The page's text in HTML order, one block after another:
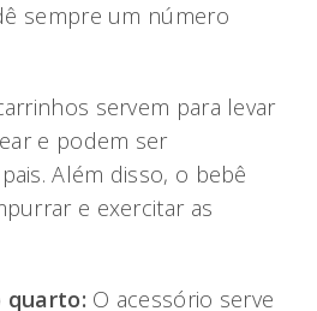
sempre um número
servem para levar
e podem ser
Além disso, o bebê
e exercitar as
quarto: O acessório serve